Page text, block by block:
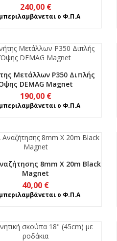
240,00 €
ο Φ.Π.Α
Μετάλλων P350 Διπλής
DEMAG Magnet
190,00 €
ο Φ.Π.Α
8mm X 20m Black
Magnet
40,00 €
ο Φ.Π.Α